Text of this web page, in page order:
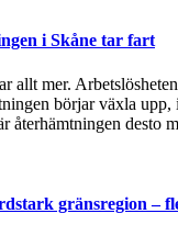
i Skåne tar fart
allt mer.
börjar växla
återhämtningen
gränsregion –